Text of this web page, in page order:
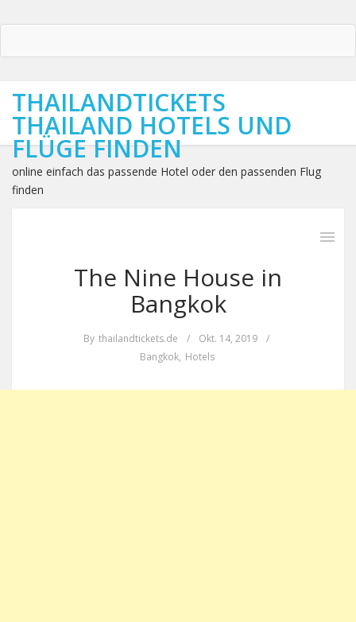
THAILANDTICKETS
THAILAND HOTELS UND
FLÜGE FINDEN
online einfach das passende Hotel oder den passenden Flug
finden
The Nine House in
Bangkok
By thailandtickets.de / Okt. 14, 2019
/
Bangkok, Hotels